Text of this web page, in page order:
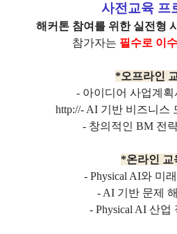
사전교육 프
해커톤 참여를 위한 실전형
참가자는 필수로 이수
*오프라인
- 아이디어 사업계
http://- AI 기반 비즈니스
- 창의적인 BM 전
*온라인 교
- Physical AI와 미
- AI 기반 문제
- Physical AI 산업